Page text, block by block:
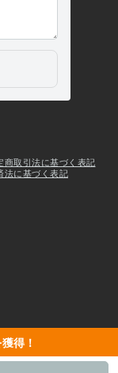
得！